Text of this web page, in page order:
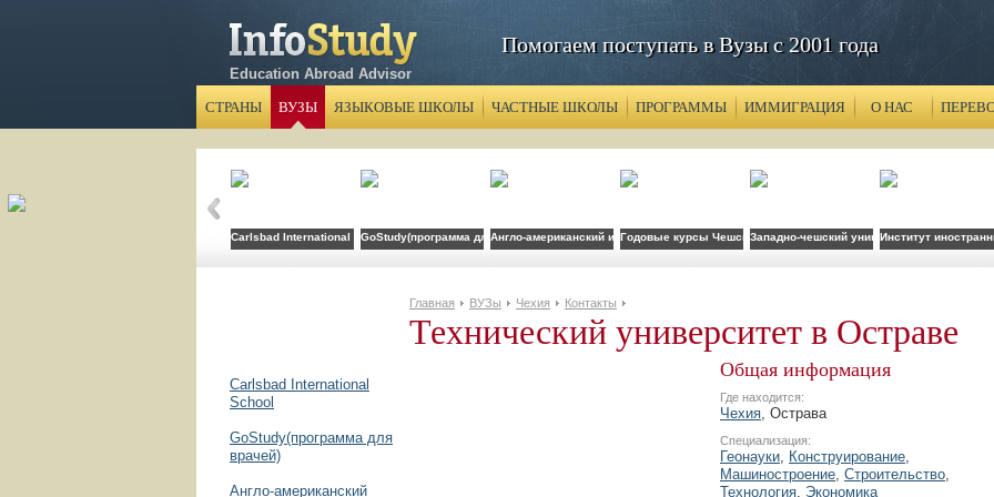
Education Abroad Advisor
Помогаем поступать в Вузы с 2001 года
СТРАНЫ ВУЗЫ ЯЗЫКОВЫЕ ШКОЛЫ ЧАСТНЫЕ ШКОЛЫ ПРОГРАММЫ ИММИГРАЦИЯ О НАС
Carlsbad International SchoolGoStudy(программа для врачей)Англо-американский институтГодовые курсы Чешского языка в Праге при Аграрном
Западно-чешский университет
Институт
Carlsbad International
School
GoStudy(программа для
врачей)
Англо-американский
Главная ВУЗы Чехия Контакты
Технический университет в Остраве
Общая информация
Где находится:
Чехия, Острава
Специализация:
Геонауки, Конструирование,
Машиностроение, Строительство,
Технология, Экономика